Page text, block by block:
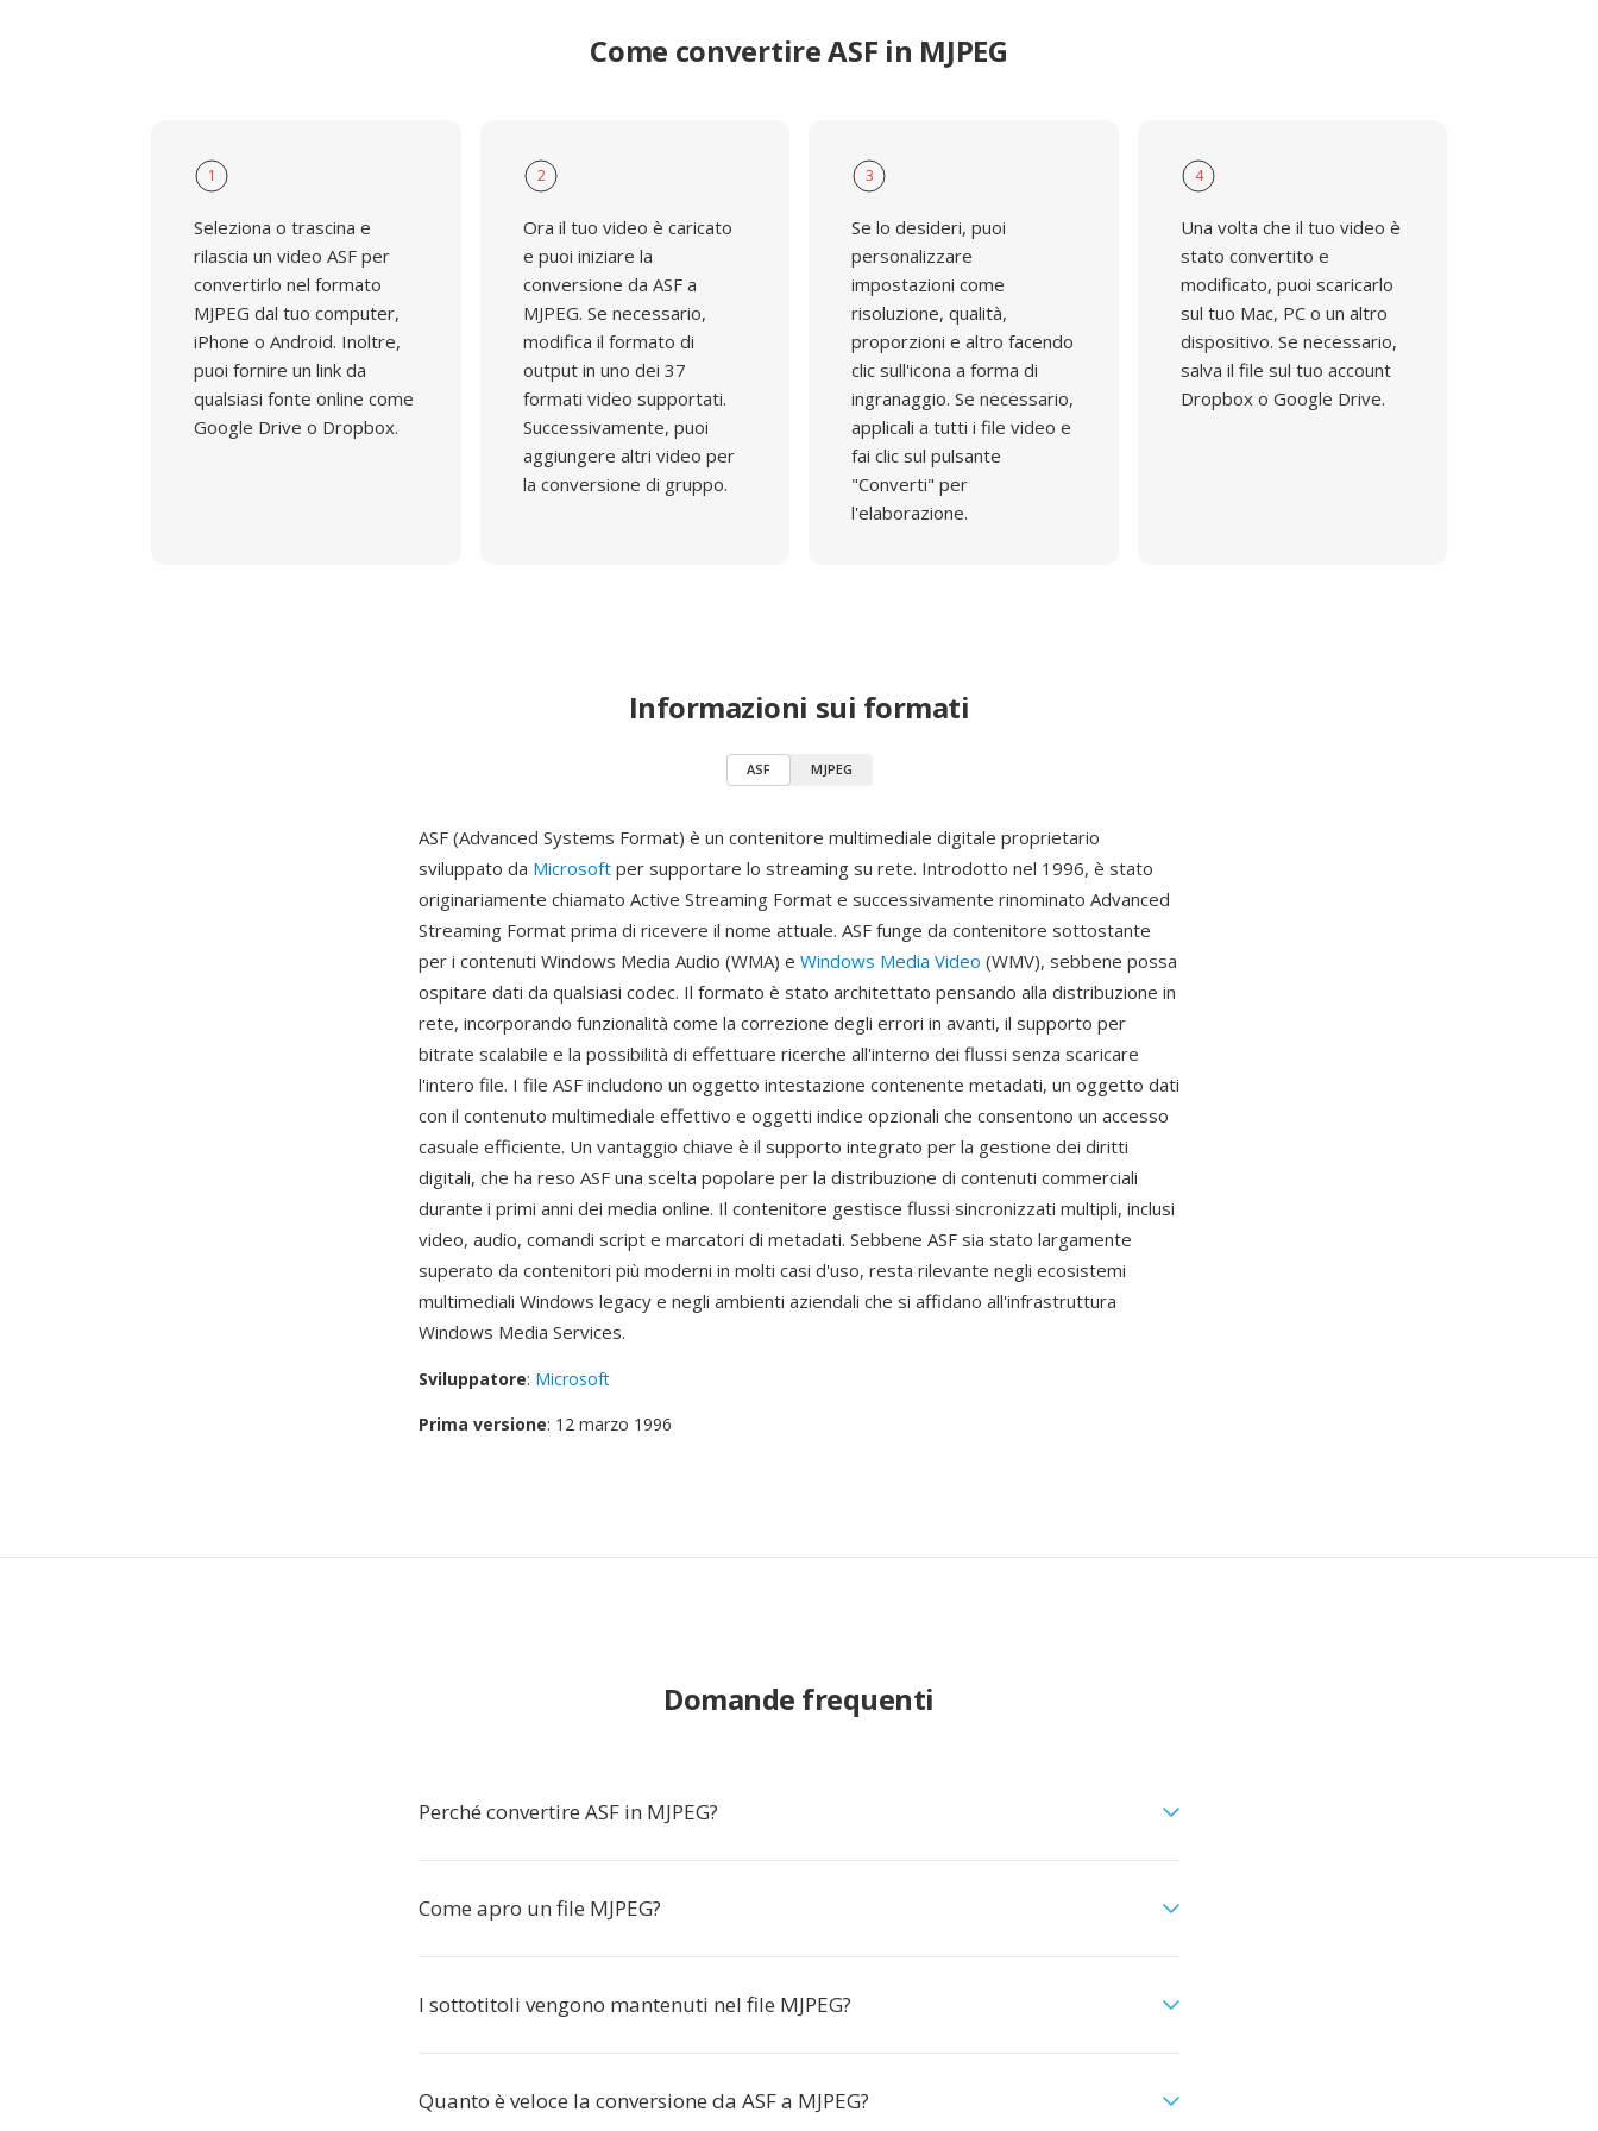
Come convertire ASF in MJPEG
1
Seleziona o trascina e
rilascia un video ASF per
convertirlo nel formato
MJPEG dal tuo computer,
iPhone o Android. Inoltre,
puoi fornire un link da
qualsiasi fonte online come
Google Drive o Dropbox.
2
Ora il tuo video è caricato
e puoi iniziare la
conversione da ASF a
MJPEG. Se necessario,
modifica il formato di
output in uno dei 37
formati video supportati.
Successivamente, puoi
aggiungere altri video per
la conversione di gruppo.
3
Se lo desideri, puoi
personalizzare
impostazioni come
risoluzione, qualità,
proporzioni e altro facendo
clic sull'icona a forma di
ingranaggio. Se necessario,
applicali a tutti i file video e
fai clic sul pulsante
"Converti" per
l'elaborazione.
4
Una volta che il tuo video è
stato convertito e
modificato, puoi scaricarlo
sul tuo Mac, PC o un altro
dispositivo. Se necessario,
salva il file sul tuo account
Dropbox o Google Drive.
Informazioni sui formati
ASF MJPEG
ASF (Advanced Systems Format) è un contenitore multimediale digitale proprietario
sviluppato da Microsoft per supportare lo streaming su rete. Introdotto nel 1996, è stato
originariamente chiamato Active Streaming Format e successivamente rinominato Advanced
Streaming Format prima di ricevere il nome attuale. ASF funge da contenitore sottostante
per i contenuti Windows Media Audio (WMA) e Windows Media Video (WMV), sebbene possa
ospitare dati da qualsiasi codec. Il formato è stato architettato pensando alla distribuzione in
rete, incorporando funzionalità come la correzione degli errori in avanti, il supporto per
bitrate scalabile e la possibilità di effettuare ricerche all'interno dei flussi senza scaricare
l'intero file. I file ASF includono un oggetto intestazione contenente metadati, un oggetto dati
con il contenuto multimediale effettivo e oggetti indice opzionali che consentono un accesso
casuale efficiente. Un vantaggio chiave è il supporto integrato per la gestione dei diritti
digitali, che ha reso ASF una scelta popolare per la distribuzione di contenuti commerciali
durante i primi anni dei media online. Il contenitore gestisce flussi sincronizzati multipli, inclusi
video, audio, comandi script e marcatori di metadati. Sebbene ASF sia stato largamente
superato da contenitori più moderni in molti casi d'uso, resta rilevante negli ecosistemi
multimediali Windows legacy e negli ambienti aziendali che si affidano all'infrastruttura
Windows Media Services.
Sviluppatore: Microsoft
Prima versione: 12 marzo 1996
Domande frequenti
Perché convertire ASF in MJPEG?
Come apro un file MJPEG?
I sottotitoli vengono mantenuti nel file MJPEG?
Quanto è veloce la conversione da ASF a MJPEG?